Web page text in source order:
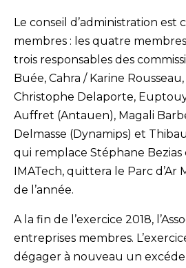
Le conseil d’administration est
membres : les quatre
trois responsables des
Buée, Cahra / Karine
Christophe Delaporte,
Auffret (Antauen), Magali
Delmasse (Dynamips) et
qui remplace Stéphane Bezias
IMATech, quittera le Parc d’Ar
de l’année.
A la fin de l’exercice 2018,
entreprises membres.
dégager à nouveau un